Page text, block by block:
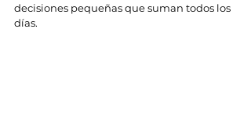
decisiones pequeñas que suman todos los
días.